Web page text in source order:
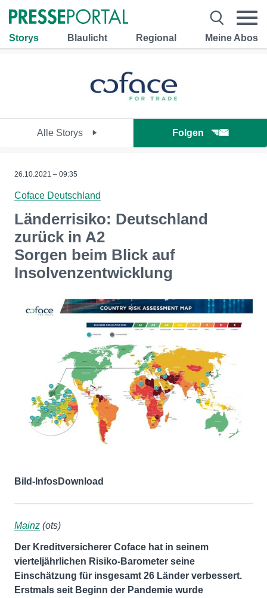
Storys Blaulicht Regional Meine Abos
Alle Storys Folgen
26.10.2021 – 09:35
Coface Deutschland
Länderrisiko: Deutschland
zurück in A2
Sorgen beim Blick auf
Insolvenzentwicklung
Bild-InfosDownload
Mainz (ots)
Der Kreditversicherer Coface hat in seinem
vierteljährlichen Risiko-Barometer seine
Einschätzung für insgesamt 26 Länder verbessert.
Erstmals seit Beginn der Pandemie wurde